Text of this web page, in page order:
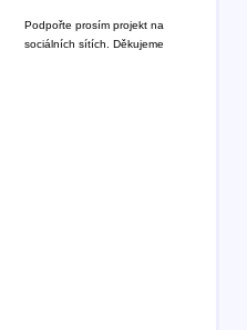
Podpořte prosím projekt na
sociálních sítích. Děkujeme